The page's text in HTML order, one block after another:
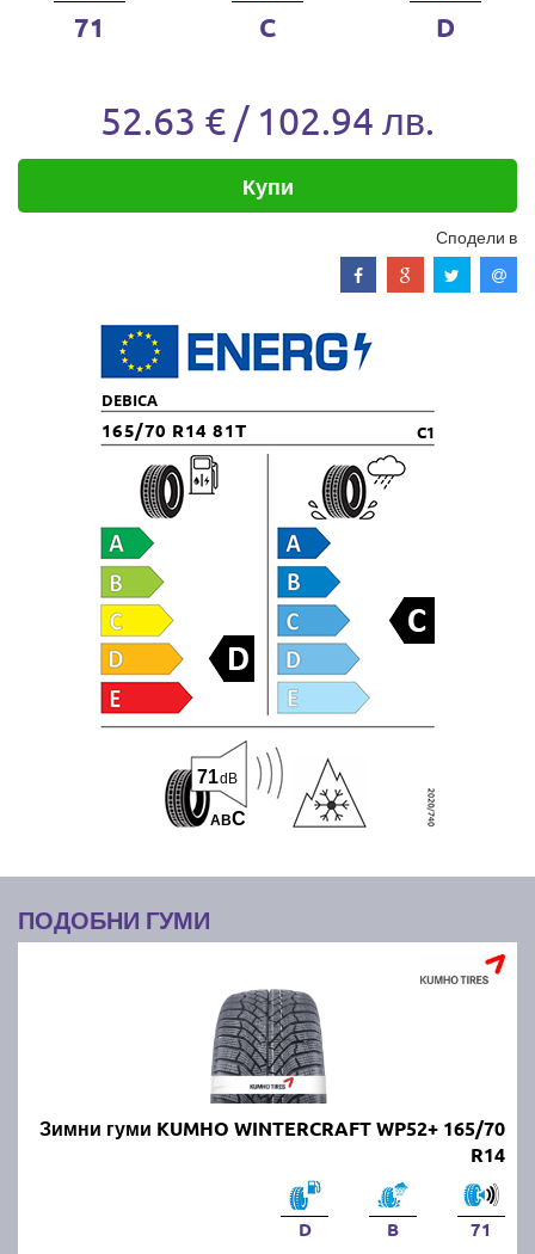
71 C D
52.63 € / 102.94 лв.
Купи
Сподели в
DEBICA
165/70 R14 81T C1
ABC
71dB
ПОДОБНИ ГУМИ
Зимни гуми KUMHO WINTERCRAFT WP52+ 165/70
R14
D B 71